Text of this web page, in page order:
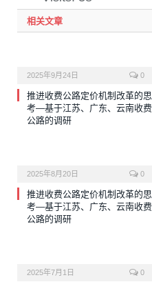
相关文章
2025年9月24日 0
推进收费公路定价机制改革的思
考—基于江苏、广东、云南收费
公路的调研
2025年8月20日 0
推进收费公路定价机制改革的思
考—基于江苏、广东、云南收费
公路的调研
2025年7月1日 0